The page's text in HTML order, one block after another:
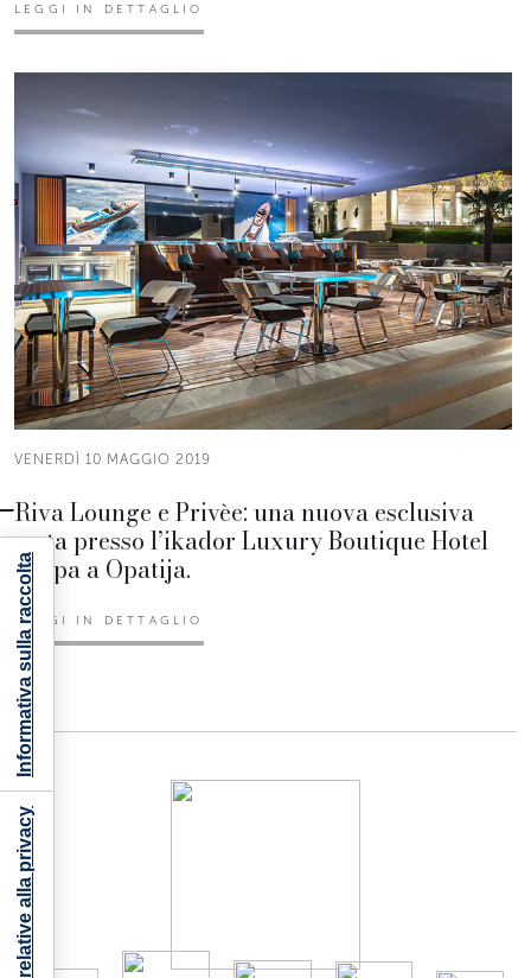
LEGGI IN DETTAGLIO
VENERDÌ 10 MAGGIO 2019
Riva Lounge e Privèe: una nuova esclusiva
meta presso l’ikador Luxury Boutique Hotel
& Spa a Opatija.
LEGGI IN DETTAGLIO
Informativa sulla raccolta